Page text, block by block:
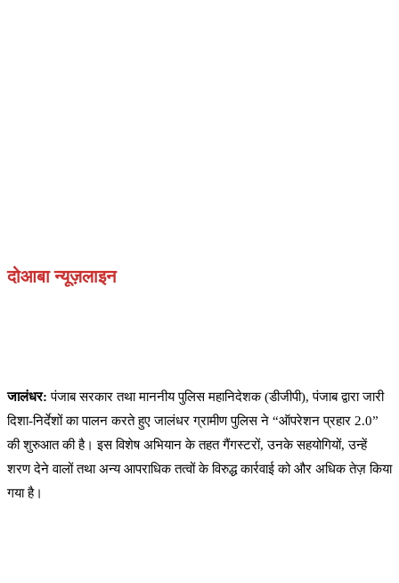
दोआबा न्यूज़लाइन
जालंधर:पंजाब सरकार तथा माननीय पुलिस महानिदेशक (डीजीपी), पंजाब द्वारा जारी
दिशा-निर्देशों का पालन करते हुए जालंधर ग्रामीण पुलिस ने “ऑपरेशन प्रहार 2.0”
की शुरुआत की है। इस विशेष अभियान के तहत गैंगस्टरों, उनके सहयोगियों, उन्हें
शरण देने वालों तथा अन्य आपराधिक तत्वों के विरुद्ध कार्रवाई को और अधिक तेज़ किया
गया है।